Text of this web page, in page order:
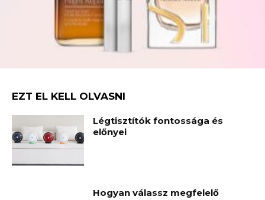
EZT EL KELL OLVASNI
Légtisztítók fontossága és
előnyei
Hogyan válassz megfelelő